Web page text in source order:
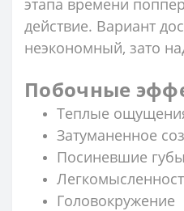
действие. Вариант
неэкономный, зато
Побочные
Теплые
Затуманенное
Посиневшие
Головокружение